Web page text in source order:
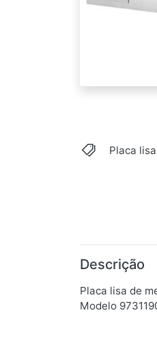
Placa
Descrição
Placa lisa de
Modelo